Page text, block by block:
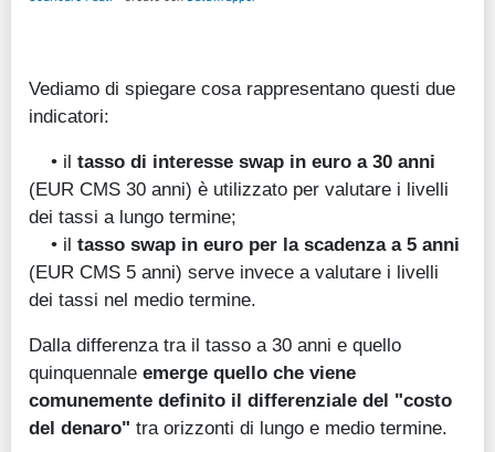
Vediamo di spiegare cosa rappresentano questi due
indicatori:
• il tasso di interesse swap in euro a 30 anni
(EUR CMS 30 anni) è utilizzato per valutare i livelli
dei tassi a lungo termine;
• il tasso swap in euro per la scadenza a 5 anni
(EUR CMS 5 anni) serve invece a valutare i livelli
dei tassi nel medio termine.
Dalla differenza tra il tasso a 30 anni e quello
quinquennale emerge quello che viene
comunemente definito il differenziale del "costo
del denaro" tra orizzonti di lungo e medio termine.